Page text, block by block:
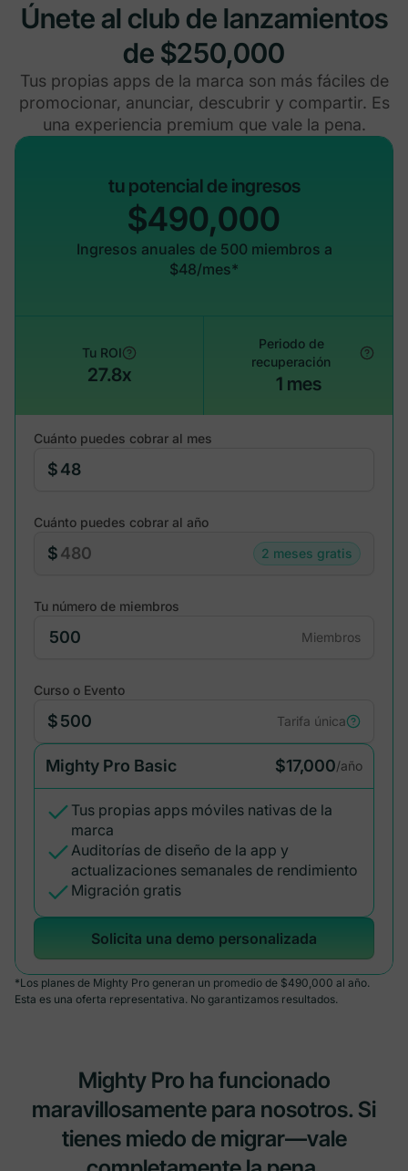
Únete al club de lanzamientos
de $250,000
Tus propias apps de la marca son más fáciles de
promocionar, anunciar, descubrir y compartir. Es
una experiencia premium que vale la pena.
tu potencial de ingresos
$490,000
Ingresos anuales de 500 miembros a
$48/mes*
Tu ROI
27.8x
Periodo de
recuperación
1 mes
Cuánto puedes cobrar al mes
$
Cuánto puedes cobrar al año
$ 2 meses gratis
Tu número de miembros
Miembros
Curso o Evento
$ Tarifa única
Mighty Pro Basic $17,000/año
Tus propias apps móviles nativas de la
marca
Auditorías de diseño de la app y
actualizaciones semanales de rendimiento
Migración gratis
Solicita una demo personalizada
*Los planes de Mighty Pro generan un promedio de $490,000 al año.
Esta es una oferta representativa. No garantizamos resultados.
Mighty Pro ha funcionado
maravillosamente para nosotros. Si
tienes miedo de migrar—vale